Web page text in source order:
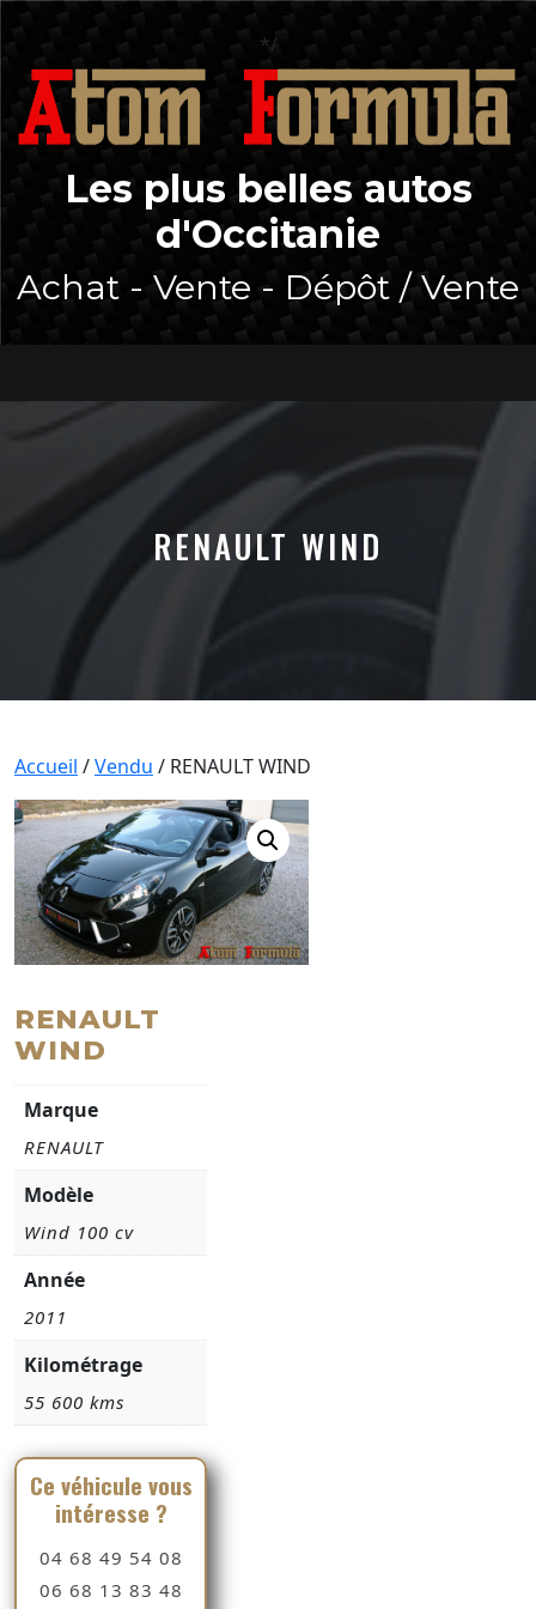
content
*/
Les plus belles autos
d'Occitanie
Achat - Vente - Dépôt / Vente
Button
RENAULT WIND
Accueil /Vendu / RENAULT WIND
RENAULT
WIND
Marque
RENAULT
Modèle
Wind 100 cv
Année
2011
Kilométrage
55 600 kms
Ce véhicule vous
intéresse ?
04 68 49 54 08
06 68 13 83 48